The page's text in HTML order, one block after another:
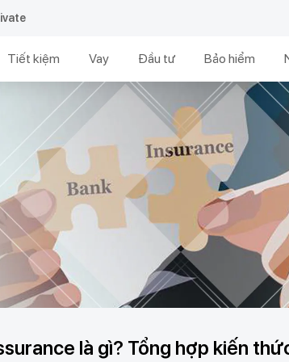
Tiết kiệm Vay Đầu tư Bảo hiểm
là gì? Tổng hợp kiến